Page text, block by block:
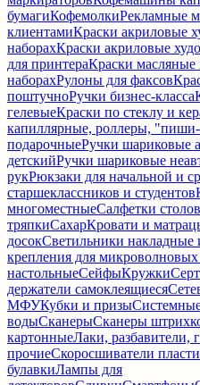
бумагиКофемолкиРекламные
клиентамиКраски акриловые
наборахКраски акриловые
для принтераКраски масляные
наборахРулоны для факсов
поштучноРучки бизнес-класса
гелевыеКраски по стеклу и
капиллярные, роллеры,
подарочныеРучки шариковые
детскийРучки шариковые
рукРюкзаки для начальной и
старшеклассников и студентов
многоместныеСалфетки
тряпкиСахарКровати и
досокСветильники накладные
крепления для микроволновых
настольныеСейфыКружки
держатели самоклеящиеся
МФУКубки и призы
водыСканерыСканеры
картонныеЛаки, разбавители,
прочиеСкоросшиватели
булавкиЛампы для